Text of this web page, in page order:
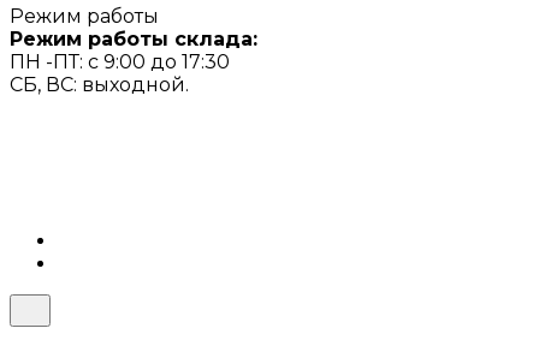
Режим работы
Режим работы склада:
ПН -ПТ: с 9:00 до 17:30
СБ, ВС: выходной.